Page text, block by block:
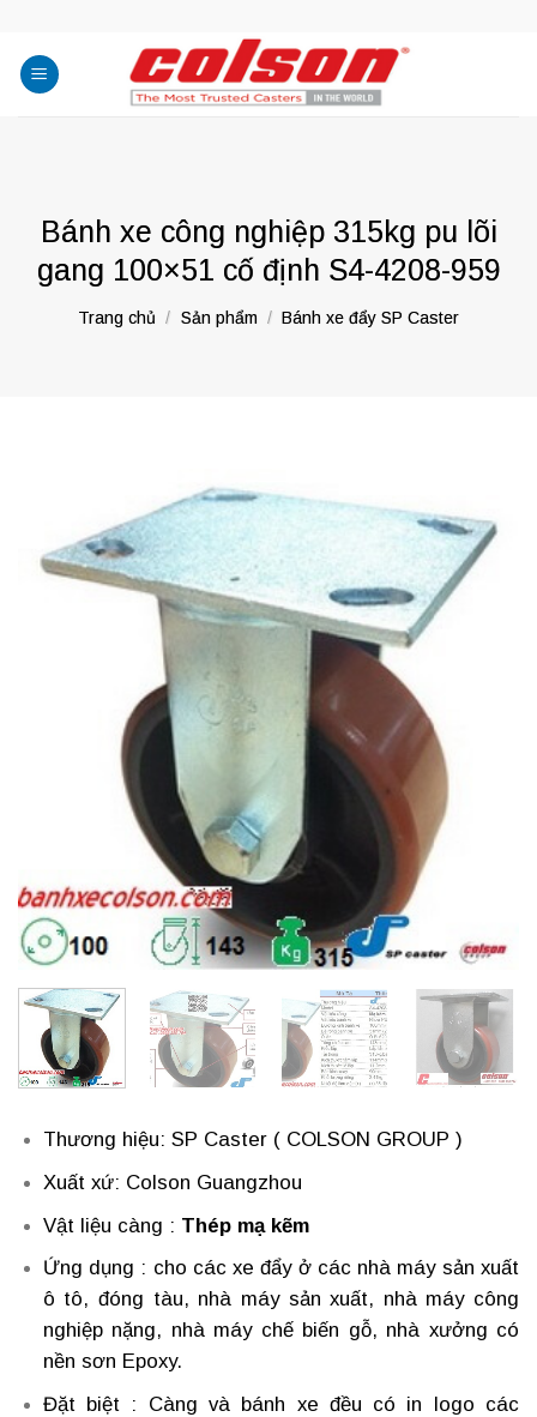
content
Bánh xe công nghiệp 315kg pu lõi
gang 100×51 cố định S4-4208-959
Trang chủ / Sản phẩm / Bánh xe đẩy SP Caster
Thương hiệu: SP Caster ( COLSON GROUP )
Xuất xứ: Colson Guangzhou
Vật liệu càng : Thép mạ kẽm
Ứng dụng : cho các xe đẩy ở các nhà máy sản xuất
ô tô, đóng tàu, nhà máy sản xuất, nhà máy công
nghiệp nặng, nhà máy chế biến gỗ, nhà xưởng có
nền sơn Epoxy.
Đặt biệt : Càng và bánh xe đều có in logo các